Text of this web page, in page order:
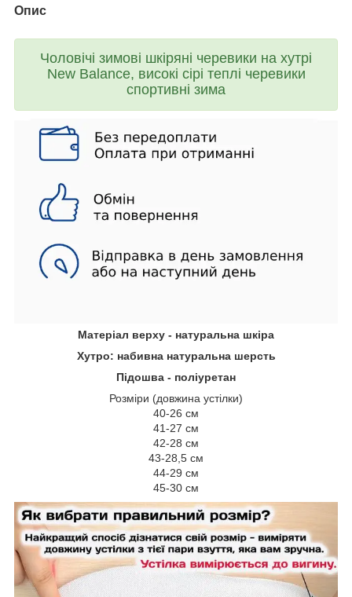
Опис
Чоловічі зимові шкіряні черевики на хутрі
New Balance, високі сірі теплі черевики
спортивні зима
Матеріал верху - натуральна шкіра
Хутро: набивна натуральна шерсть
Підошва - поліуретан
Розміри (довжина устілки)
40-26 см
41-27 см
42-28 см
43-28,5 см
44-29 см
45-30 см